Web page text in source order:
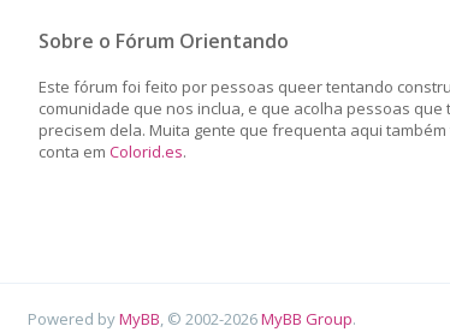
Sobre o Fórum Orientando
Este fórum foi feito por pessoas queer tentando
comunidade que nos inclua, e que acolha pessoas que
precisem dela. Muita gente que frequenta aqui também
conta em Colorid.es.
Powered byMyBB , © 2002-2026MyBB Group.